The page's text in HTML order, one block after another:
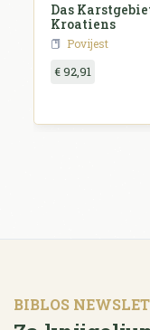
Das
Kroatiens
Povijest
€ 92,91
BIBLOS